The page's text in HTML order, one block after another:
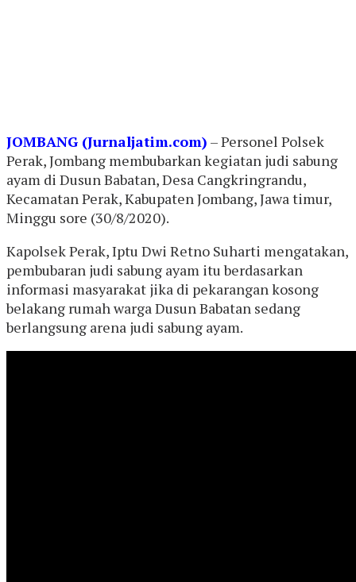
JOMBANG (Jurnaljatim.com) – Personel Polsek
Perak, Jombang membubarkan kegiatan judi sabung
ayam di Dusun Babatan, Desa Cangkringrandu,
Kecamatan Perak, Kabupaten Jombang, Jawa timur,
Minggu sore (30/8/2020).
Kapolsek Perak, Iptu Dwi Retno Suharti mengatakan,
pembubaran judi sabung ayam itu berdasarkan
informasi masyarakat jika di pekarangan kosong
belakang rumah warga Dusun Babatan sedang
berlangsung arena judi sabung ayam.